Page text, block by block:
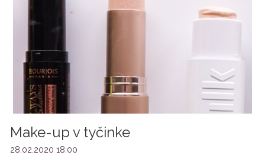
Make-up v tyčinke
28.02.2020 18:00